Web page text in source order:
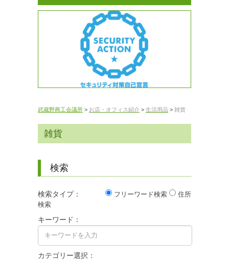
武蔵野商工会議所 > お店・オフィス紹介 > 生活用品 > 雑貨
雑貨
検索
検索タイプ： フリーワード検索
住所
検索
キーワード：
カテゴリー選択：